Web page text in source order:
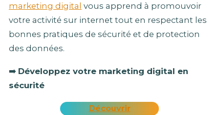
marketing digital vous apprend à promouvoir
votre activité sur internet tout en respectant les
bonnes pratiques de sécurité et de protection
des données.
➡️ Développez votre marketing digital en
sécurité
Découvrir